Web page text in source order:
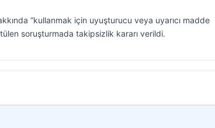
“kullanmak için uyuşturucu veya uyarıcı madde
soruşturmada takipsizlik kararı verildi.